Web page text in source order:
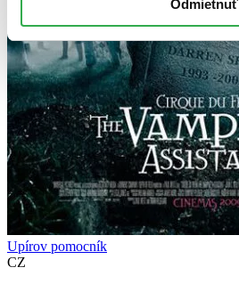
Odmietnuť
Upírov pomocník
CZ